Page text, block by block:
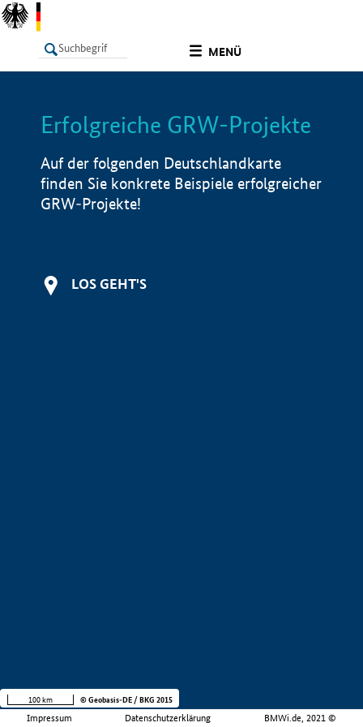
MENÜ
LISTE Info
Erfolgreiche GRW-Projekte
Auf der folgenden Deutschlandkarte
finden Sie konkrete Beispiele erfolgreicher
GRW-Projekte!
LOS GEHT'S
Impressum Datenschutzerklärung BMWi.de, 2021 ©
100 km © Geobasis-DE / BKG 2015